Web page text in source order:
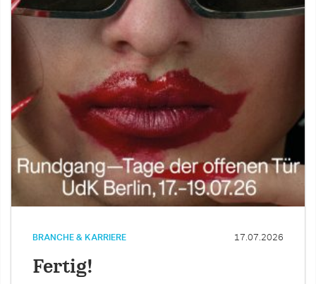
BRANCHE & KARRIERE 17.07.2026
Fertig!